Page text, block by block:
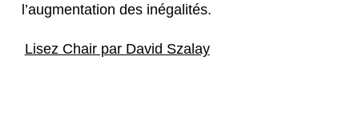
l’augmentation des inégalités.
Lisez Chair par David Szalay